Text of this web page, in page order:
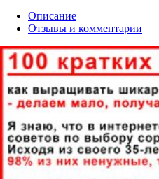
Описание
Отзывы и комментарии